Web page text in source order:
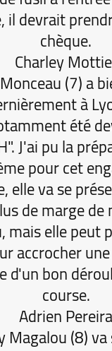
il devrait
chèque.
Charley
(7) a
à
été
J'ai pu la
pour cet
elle va se
de marge
mais elle peut
accrocher
d'un bon
course.
Adrien Pereira
Magalou (8)